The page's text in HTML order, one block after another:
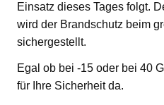
Einsatz dieses Tages folgt.
wird der Brandschutz beim
sichergestellt.
Egal ob bei -15 oder bei 40
für Ihre Sicherheit da.